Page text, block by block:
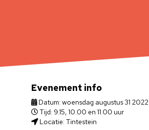
Evenement info
Datum: woensdag augustus 31 2022
Tijd: 9.15, 10.00 en 11.00 uur
Locatie: Tintestein